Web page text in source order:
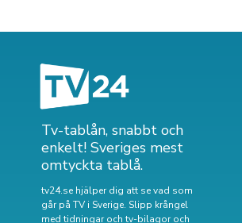
Tv-tablån, snabbt och
enkelt! Sveriges mest
omtyckta tablå.
tv24.se hjälper dig att se vad som
går på TV i Sverige. Slipp krångel
med tidningar och tv-bilagor och